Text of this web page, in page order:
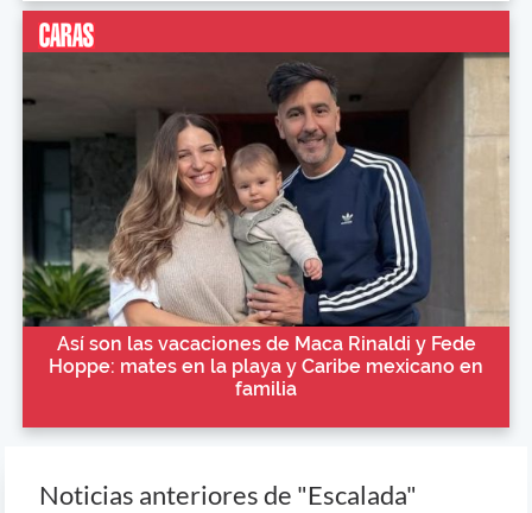
Así son las vacaciones de Maca Rinaldi y Fede
Hoppe: mates en la playa y Caribe mexicano en
familia
Noticias anteriores de "Escalada"